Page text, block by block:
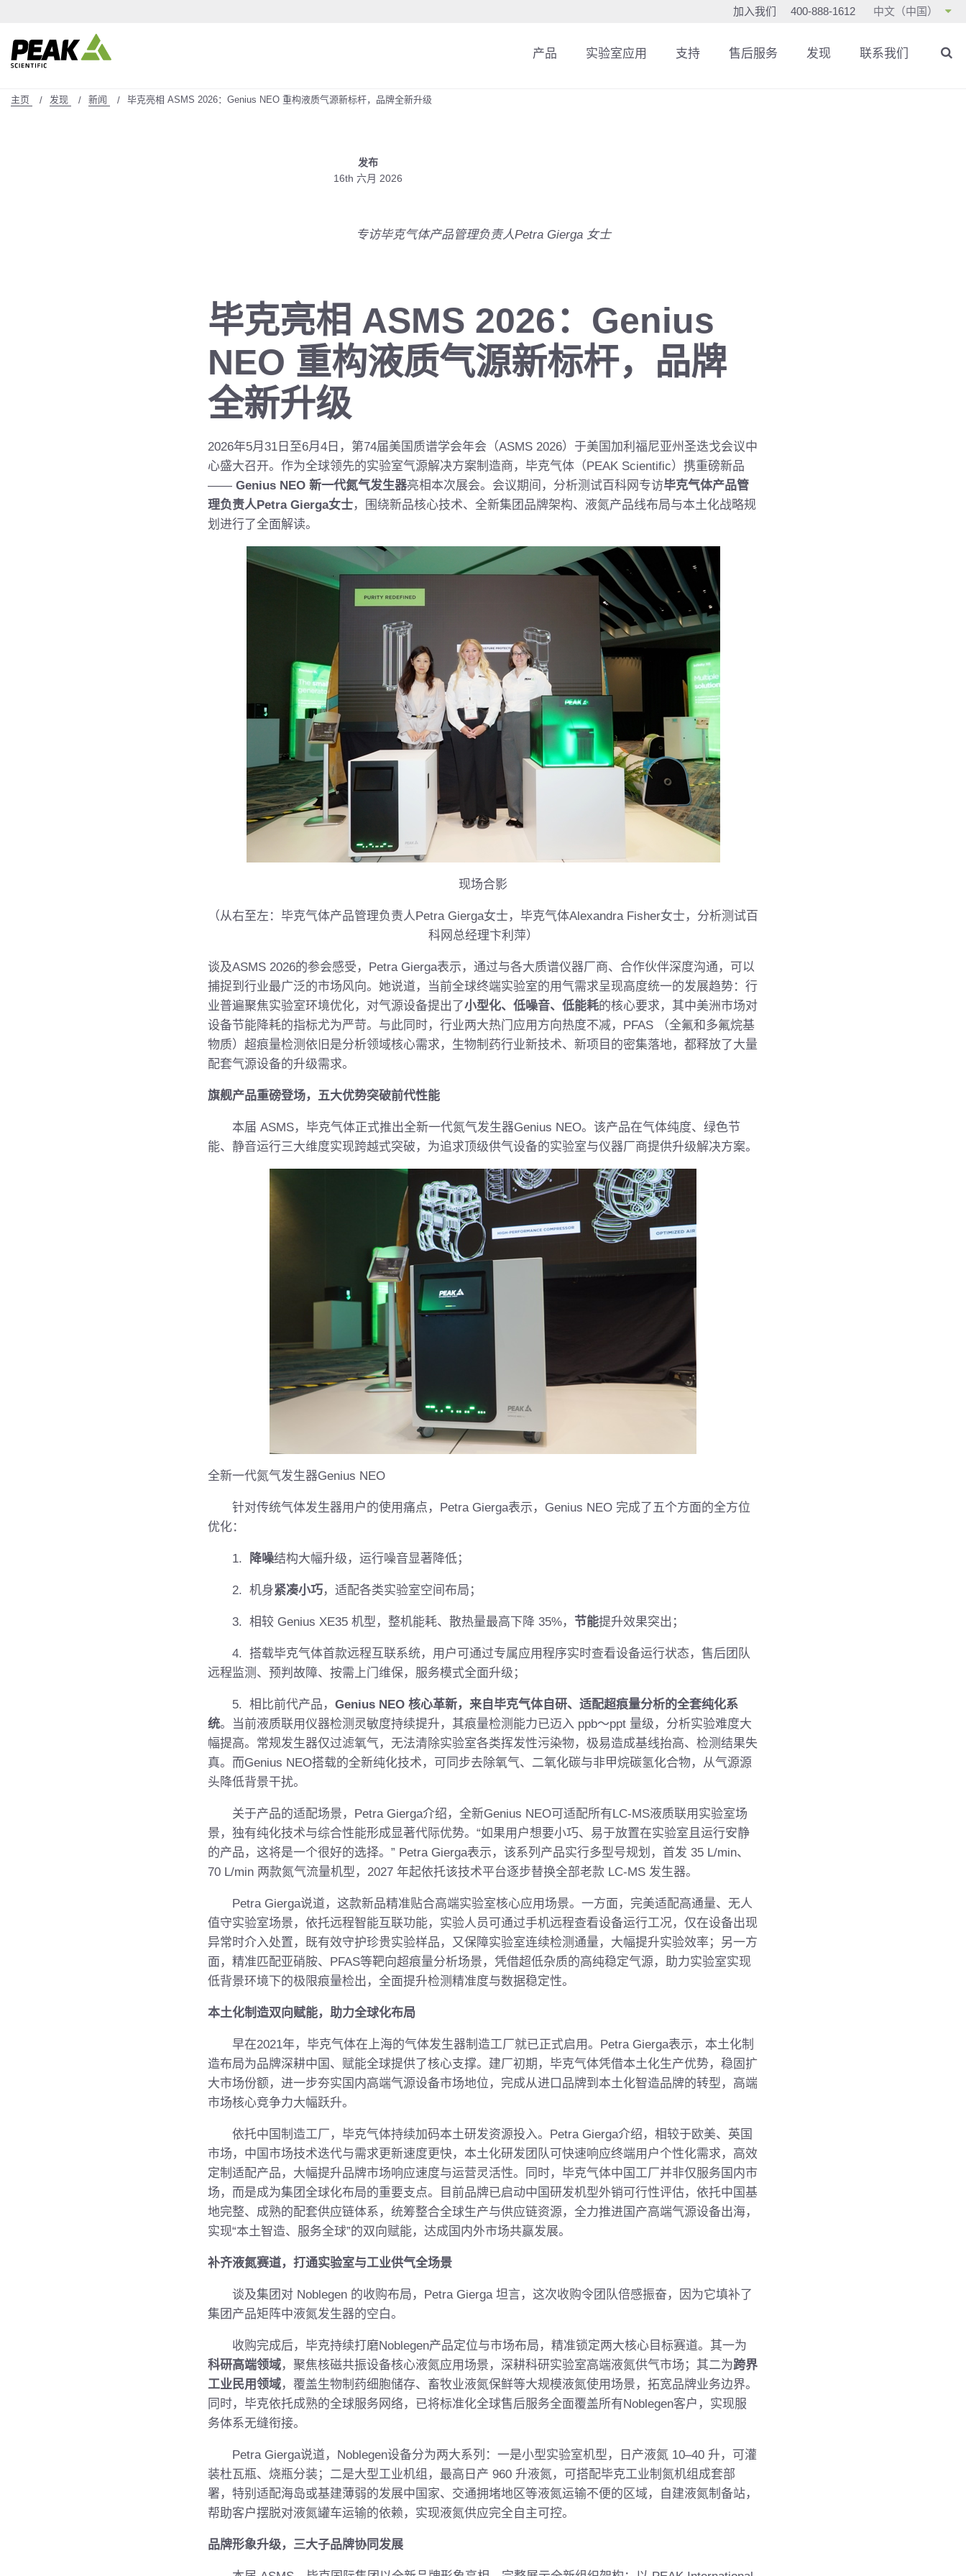
加入我们 400-888-1612 中文（中国）
产品 实验室应用 支持 售后服务 发现 联系我们
主页 发现 新闻 毕克亮相 ASMS 2026：Genius NEO 重构液质气源新标杆，品牌全新升级
发布
16th 六月 2026
专访毕克气体产品管理负责人Petra Gierga 女士
毕克亮相 ASMS 2026：Genius
NEO 重构液质气源新标杆，品牌
全新升级
2026年5月31日至6月4日，第74届美国质谱学会年会（ASMS 2026）于美国加利福尼亚州圣迭戈会议中
心盛大召开。作为全球领先的实验室气源解决方案制造商，毕克气体（PEAK Scientific）携重磅新品
—— Genius NEO 新一代氮气发生器亮相本次展会。会议期间，分析测试百科网专访毕克气体产品管
理负责人Petra Gierga女士，围绕新品核心技术、全新集团品牌架构、液氮产品线布局与本土化战略规
划进行了全面解读。
现场合影
（从右至左：毕克气体产品管理负责人Petra Gierga女士，毕克气体Alexandra Fisher女士，分析测试百
科网总经理卞利萍）
谈及ASMS 2026的参会感受，Petra Gierga表示，通过与各大质谱仪器厂商、合作伙伴深度沟通，可以
捕捉到行业最广泛的市场风向。她说道，当前全球终端实验室的用气需求呈现高度统一的发展趋势：行
业普遍聚焦实验室环境优化，对气源设备提出了小型化、低噪音、低能耗的核心要求，其中美洲市场对
设备节能降耗的指标尤为严苛。与此同时，行业两大热门应用方向热度不减，PFAS （全氟和多氟烷基
物质）超痕量检测依旧是分析领域核心需求，生物制药行业新技术、新项目的密集落地，都释放了大量
配套气源设备的升级需求。
旗舰产品重磅登场，五大优势突破前代性能
本届 ASMS，毕克气体正式推出全新一代氮气发生器Genius NEO。该产品在气体纯度、绿色节
能、静音运行三大维度实现跨越式突破，为追求顶级供气设备的实验室与仪器厂商提供升级解决方案。
全新一代氮气发生器Genius NEO
针对传统气体发生器用户的使用痛点，Petra Gierga表示，Genius NEO 完成了五个方面的全方位
优化：
1. 降噪结构大幅升级，运行噪音显著降低；
2. 机身紧凑小巧，适配各类实验室空间布局；
3. 相较 Genius XE35 机型，整机能耗、散热量最高下降 35%， 节能提升效果突出；
4. 搭载毕克气体首款远程互联系统，用户可通过专属应用程序实时查看设备运行状态，售后团队
远程监测、预判故障、按需上门维保，服务模式全面升级；
5. 相比前代产品， Genius NEO 核心革新，来自毕克气体自研、适配超痕量分析的全套纯化系
统。当前液质联用仪器检测灵敏度持续提升，其痕量检测能力已迈入 ppb～ppt 量级，分析实验难度大
幅提高。常规发生器仅过滤氧气，无法清除实验室各类挥发性污染物，极易造成基线抬高、检测结果失
真。而Genius NEO搭载的全新纯化技术，可同步去除氧气、二氧化碳与非甲烷碳氢化合物，从气源源
头降低背景干扰。
关于产品的适配场景，Petra Gierga介绍，全新Genius NEO可适配所有LC-MS液质联用实验室场
景，独有纯化技术与综合性能形成显著代际优势。“如果用户想要小巧、易于放置在实验室且运行安静
的产品，这将是一个很好的选择。” Petra Gierga表示，该系列产品实行多型号规划，首发 35 L/min、
70 L/min 两款氮气流量机型，2027 年起依托该技术平台逐步替换全部老款 LC-MS 发生器。
Petra Gierga说道，这款新品精准贴合高端实验室核心应用场景。一方面，完美适配高通量、无人
值守实验室场景，依托远程智能互联功能，实验人员可通过手机远程查看设备运行工况，仅在设备出现
异常时介入处置，既有效守护珍贵实验样品，又保障实验室连续检测通量，大幅提升实验效率；另一方
面，精准匹配亚硝胺、PFAS等靶向超痕量分析场景，凭借超低杂质的高纯稳定气源，助力实验室实现
低背景环境下的极限痕量检出，全面提升检测精准度与数据稳定性。
本土化制造双向赋能，助力全球化布局
早在2021年，毕克气体在上海的气体发生器制造工厂就已正式启用。Petra Gierga表示，本土化制
造布局为品牌深耕中国、赋能全球提供了核心支撑。建厂初期，毕克气体凭借本土化生产优势，稳固扩
大市场份额，进一步夯实国内高端气源设备市场地位，完成从进口品牌到本土化智造品牌的转型，高端
市场核心竞争力大幅跃升。
依托中国制造工厂，毕克气体持续加码本土研发资源投入。Petra Gierga介绍，相较于欧美、英国
市场，中国市场技术迭代与需求更新速度更快，本土化研发团队可快速响应终端用户个性化需求，高效
定制适配产品，大幅提升品牌市场响应速度与运营灵活性。同时，毕克气体中国工厂并非仅服务国内市
场，而是成为集团全球化布局的重要支点。目前品牌已启动中国研发机型外销可行性评估，依托中国基
地完整、成熟的配套供应链体系，统筹整合全球生产与供应链资源，全力推进国产高端气源设备出海，
实现“本土智造、服务全球”的双向赋能，达成国内外市场共赢发展。
补齐液氮赛道，打通实验室与工业供气全场景
谈及集团对 Noblegen 的收购布局，Petra Gierga 坦言，这次收购令团队倍感振奋，因为它填补了
集团产品矩阵中液氮发生器的空白。
收购完成后，毕克持续打磨Noblegen产品定位与市场布局，精准锁定两大核心目标赛道。其一为
科研高端领域，聚焦核磁共振设备核心液氮应用场景，深耕科研实验室高端液氮供气市场；其二为跨界
工业民用领域，覆盖生物制药细胞储存、畜牧业液氮保鲜等大规模液氮使用场景，拓宽品牌业务边界。
同时，毕克依托成熟的全球服务网络，已将标准化全球售后服务全面覆盖所有Noblegen客户，实现服
务体系无缝衔接。
Petra Gierga说道，Noblegen设备分为两大系列：一是小型实验室机型，日产液氮 10–40 升，可灌
装杜瓦瓶、烧瓶分装；二是大型工业机组，最高日产 960 升液氮，可搭配毕克工业制氮机组成套部
署，特别适配海岛或基建薄弱的发展中国家、交通拥堵地区等液氮运输不便的区域，自建液氮制备站，
帮助客户摆脱对液氮罐车运输的依赖，实现液氮供应完全自主可控。
品牌形象升级，三大子品牌协同发展